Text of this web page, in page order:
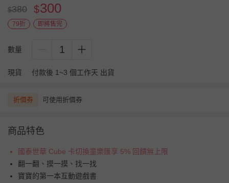
$380 $300
79折 即將售完
數量 1
現貨 付款後 1~3 個工作天 出貨
折價券 可使用折價券
商品特色
國泰世華 Cube 卡切換童樂匯享 5% 回饋無上限
翻一翻、摸一摸、找一找
寶寶的第一本互動遊戲書